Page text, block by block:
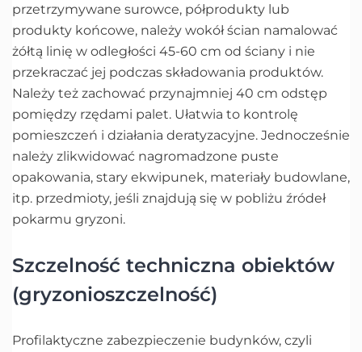
przetrzymywane surowce, półprodukty lub
produkty końcowe, należy wokół ścian namalować
żółtą linię w odległości 45-60 cm od ściany i nie
przekraczać jej podczas składowania produktów.
Należy też zachować przynajmniej 40 cm odstęp
pomiędzy rzędami palet. Ułatwia to kontrolę
pomieszczeń i działania deratyzacyjne. Jednocześnie
należy zlikwidować nagromadzone puste
opakowania, stary ekwipunek, materiały budowlane,
itp. przedmioty, jeśli znajdują się w pobliżu źródeł
pokarmu gryzoni.
Szczelność techniczna obiektów
(gryzonioszczelność)
Profilaktyczne zabezpieczenie budynków, czyli